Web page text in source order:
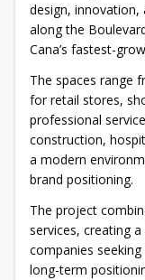
design, innovation,
along the
Cana’s fastest-
The spaces range
for retail stores,
professional
construction,
a modern
brand positioning.
The project
services, creating
companies
long-term